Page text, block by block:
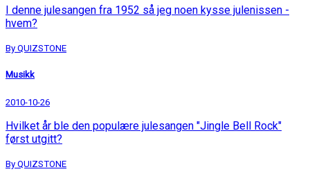
I denne julesangen fra 1952 så jeg noen kysse julenissen -
hvem?
By QUIZSTONE
Musikk
2010-10-26
Hvilket år ble den populære julesangen "Jingle Bell Rock"
først utgitt?
By QUIZSTONE